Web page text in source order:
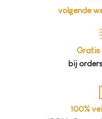
volgende
Gratis
bij
100%